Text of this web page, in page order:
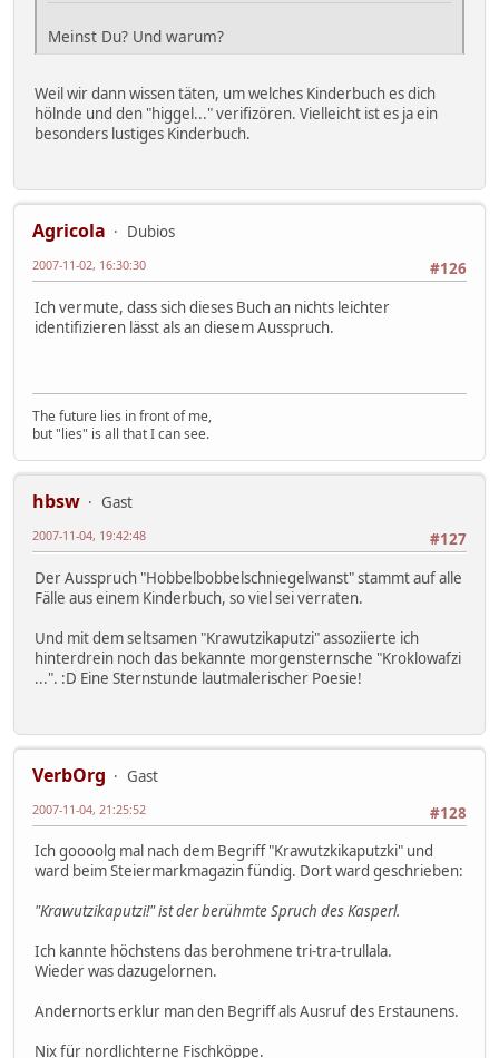
Meinst Du? Und warum?
Weil wir dann wissen täten, um welches Kinderbuch es dich
hölnde und den "higgel..." verifizören. Vielleicht ist es ja ein
besonders lustiges Kinderbuch.
Agricola
Dubios
#126
2007-11-02, 16:30:30
Ich vermute, dass sich dieses Buch an nichts leichter
identifizieren lässt als an diesem Ausspruch.
The future lies in front of me,
but "lies" is all that I can see.
hbsw
Gast
#127
2007-11-04, 19:42:48
Der Ausspruch "Hobbelbobbelschniegelwanst" stammt auf alle
Fälle aus einem Kinderbuch, so viel sei verraten.
Und mit dem seltsamen "Krawutzikaputzi" assoziierte ich
hinterdrein noch das bekannte morgensternsche "Kroklowafzi
...". :D Eine Sternstunde lautmalerischer Poesie!
VerbOrg
Gast
#128
2007-11-04, 21:25:52
Ich goooolg mal nach dem Begriff "Krawutzkikaputzki" und
ward beim Steiermarkmagazin fündig. Dort ward geschrieben:
"Krawutzikaputzi!" ist der berühmte Spruch des Kasperl.
Ich kannte höchstens das berohmene tri-tra-trullala.
Wieder was dazugelornen.
Andernorts erklur man den Begriff als Ausruf des Erstaunens.
Nix für nordlichterne Fischköppe.